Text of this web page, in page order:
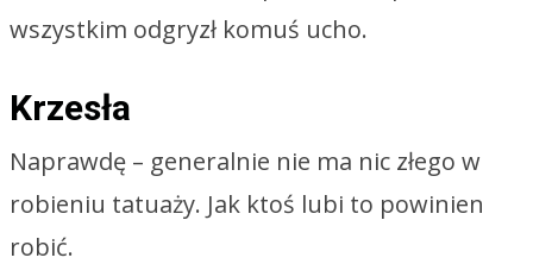
wszystkim odgryzł komuś ucho.
Krzesła
Naprawdę – generalnie nie ma nic złego w
robieniu tatuaży. Jak ktoś lubi to powinien
robić.